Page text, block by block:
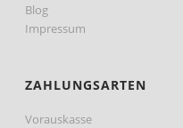
Blog
Impressum
ZAHLUNGSARTEN
Vorauskasse